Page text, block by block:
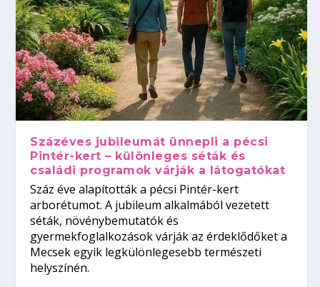
Százéves jubileumát ünnepli a pécsi
Pintér-kert – különleges séták és
családi programok várják a látogatókat
Száz éve alapították a pécsi Pintér-kert
arborétumot. A jubileum alkalmából vezetett
séták, növénybemutatók és
gyermekfoglalkozások várják az érdeklődőket a
Mecsek egyik legkülönlegesebb természeti
helyszínén.